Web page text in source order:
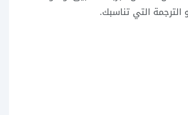
الترجمة التي تناسبك.